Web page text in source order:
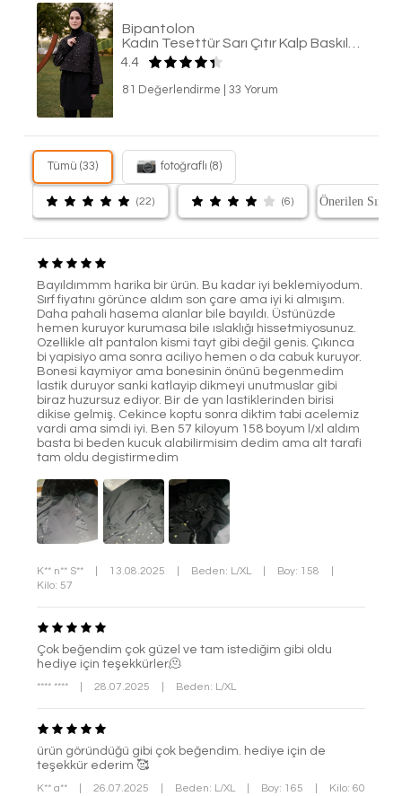
Bipantolon
4.4
81 Değerlendirme |33 Yorum
Tümü (33) fotoğraflı (8)
(22) (6)
Bayıldımmm harika bir ürün. Bu kadar iyi beklemiyodum.
Sırf fiyatını görünce aldım son çare ama iyi ki almışım.
Daha pahali hasema alanlar bile bayıldı. Üstünüzde
hemen kuruyor kurumasa bile ıslaklığı hissetmiyosunuz.
Ozellikle alt pantalon kismi tayt gibi değil genis. Çıkınca
bi yapisiyo ama sonra aciliyo hemen o da cabuk kuruyor.
Bonesi kaymiyor ama bonesinin önünü begenmedim
lastik duruyor sanki katlayip dikmeyi unutmuslar gibi
biraz huzursuz ediyor. Bir de yan lastiklerinden birisi
dikise gelmiş. Cekince koptu sonra diktim tabi acelemiz
vardi ama simdi iyi. Ben 57 kiloyum 158 boyum l/xl aldım
basta bi beden kucuk alabilirmisim dedim ama alt tarafi
tam oldu degistirmedim
K** n** S** 13.08.2025 Beden: L/XL Boy: 158
Kilo: 57
Çok beğendim çok güzel ve tam istediğim gibi oldu
hediye için teşekkürler🫠
**** **** 28.07.2025 Beden: L/XL
ürün göründüğü gibi çok beğendim. hediye için de
teşekkür ederim 🥰
K** a** 26.07.2025 Beden: L/XL Boy: 165 Kilo: 60